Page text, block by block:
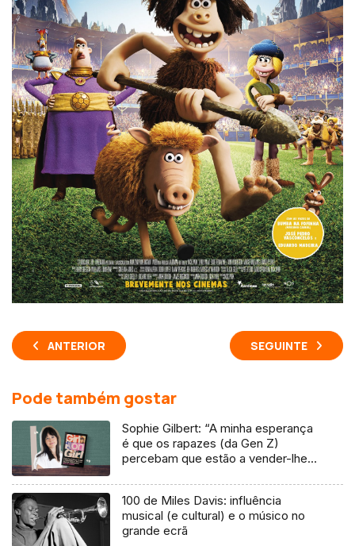
ANTERIOR SEGUINTE
Pode também gostar
Sophie Gilbert: “A minha esperança
é que os rapazes (da Gen Z)
percebam que estão a vender-lhes
100 de Miles Davis: influência
musical (e cultural) e o músico no
grande ecrã